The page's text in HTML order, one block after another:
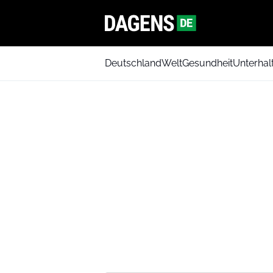
DeutschlandWeltGesundheit